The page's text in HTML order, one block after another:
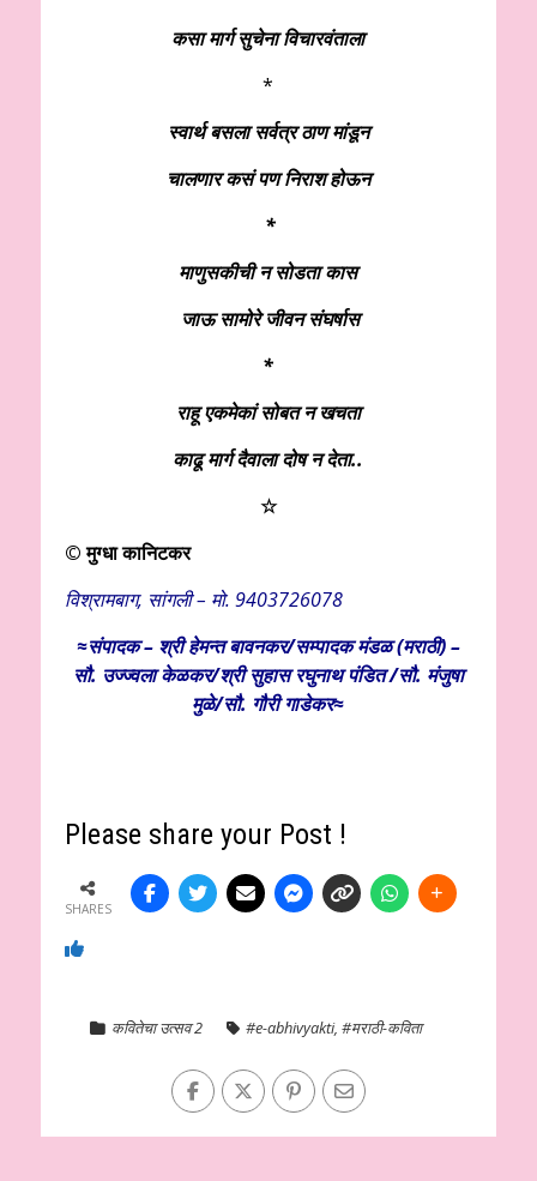
कसा मार्ग सुचेना विचारवंताला
*
स्वार्थ बसला सर्वत्र ठाण मांडून
चालणार कसं पण निराश होऊन
*
माणुसकीची न सोडता कास
जाऊ सामोरे जीवन संघर्षास
*
राहू एकमेकां सोबत न खचता
काढू मार्ग दैवाला दोष न देता..
☆
© मुग्धा कानिटकर
विश्रामबाग, सांगली – मो. 9403726078
≈संपादक – श्री हेमन्त बावनकर/सम्पादक मंडळ (मराठी) –
सौ. उज्ज्वला केळकर/श्री सुहास रघुनाथ पंडित /सौ. मंजुषा
मुळे/सौ. गौरी गाडेकर≈
Please share your Post !
SHARES
कवितेचा उत्सव 2 #e-abhivyakti,#मराठी-कविता